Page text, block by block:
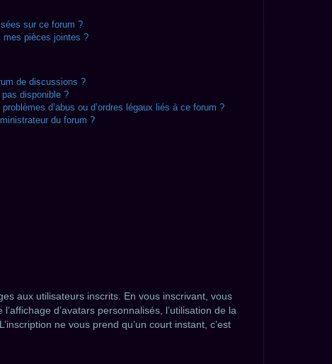
sur ce forum ?
mes pièces jointes ?
de discussions ?
disponible ?
d’abus ou d’ordres légaux liés à ce forum ?
du forum ?
aux utilisateurs inscrits. En vous inscrivant, vous
d’avatars personnalisés, l’utilisation de la
ne vous prend qu’un court instant, c’est